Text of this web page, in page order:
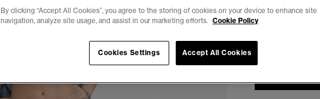
By clicking “Accept All Cookies”, you agree to the storing of cookies on your device to enhance site
navigation, analyze site usage, and assist in our marketing efforts. Cookie Policy
Cookies Settings Accept All Cookies